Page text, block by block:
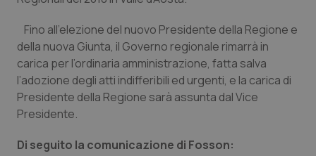
Liguria
Lombardia
Marche
Disturbi dell’umore
Dolore
Donna & Salute
Fino all’elezione del nuovo Presidente della Regione e
della nuova Giunta, il Governo regionale rimarrà in
carica per l’ordinaria amministrazione, fatta salva
l’adozione degli atti indifferibili ed urgenti, e la carica di
Presidente della Regione sarà assunta dal Vice
Presidente.
Di seguito la comunicazione di Fosson: